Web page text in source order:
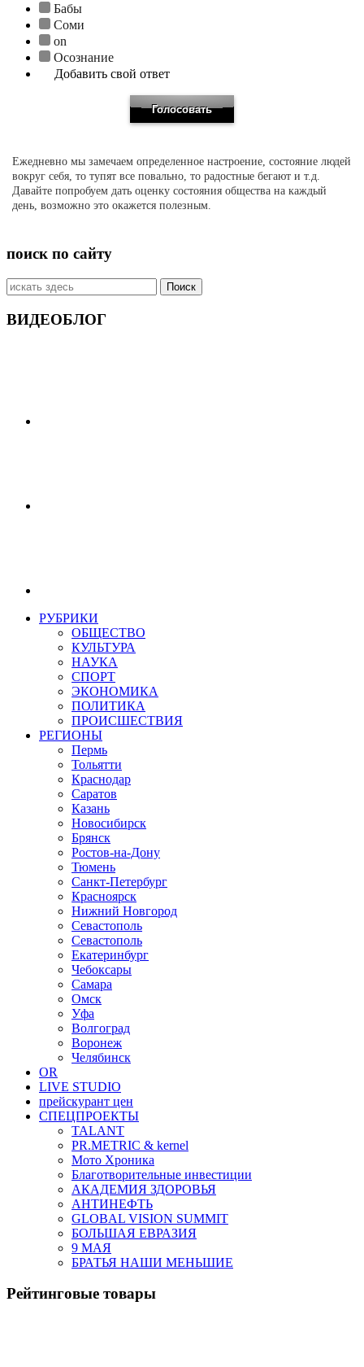
Бабы
Соми
on
Осознание
Добавить свой ответ
Ежедневно мы замечаем определенное настроение, состояние людей
вокруг себя, то тупят все повально, то радостные бегают и т.д.
Давайте попробуем дать оценку состояния общества на каждый
день, возможно это окажется полезным.
поиск по сайту
Искать:
ВИДЕОБЛОГ
РУБРИКИ
ОБЩЕСТВО
КУЛЬТУРА
НАУКА
СПОРТ
ЭКОНОМИКА
ПОЛИТИКА
ПРОИСШЕСТВИЯ
РЕГИОНЫ
Пермь
Тольятти
Краснодар
Саратов
Казань
Новосибирск
Брянск
Ростов-на-Дону
Тюмень
Санкт-Петербург
Красноярск
Нижний Новгород
Севастополь
Севастополь
Екатеринбург
Чебоксары
Самара
Омск
Уфа
Волгоград
Воронеж
Челябинск
OR
LIVE STUDIO
прейскурант цен
СПЕЦПРОЕКТЫ
TALANT
PR.METRIC & kernel
Мото Хроника
Благотворительные инвестиции
АКАДЕМИЯ ЗДОРОВЬЯ
АНТИНЕФТЬ
GLOBAL VISION SUMMIT
БОЛЬШАЯ ЕВРАЗИЯ
9 МАЯ
БРАТЬЯ НАШИ МЕНЬШИЕ
Рейтинговые товары